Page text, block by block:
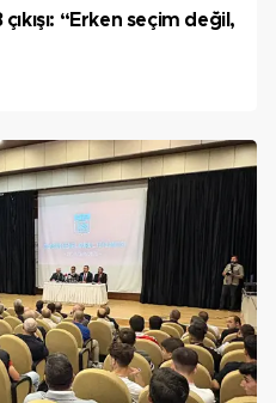
“Erken seçim değil,